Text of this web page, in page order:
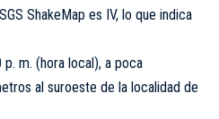
ShakeMap es IV, lo que indica
m. (hora local), a poca
al suroeste de la localidad de